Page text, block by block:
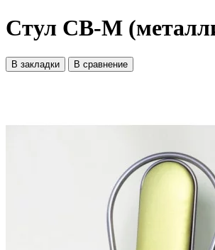
Стул CВ-М
В закладки В сравнение